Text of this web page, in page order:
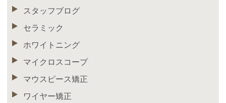
スタッフブログ
セラミック
ホワイトニング
マイクロスコープ
マウスピース矯正
ワイヤー矯正